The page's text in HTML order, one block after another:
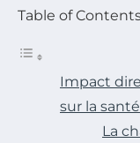
Table of
Impact
sur la santé
La